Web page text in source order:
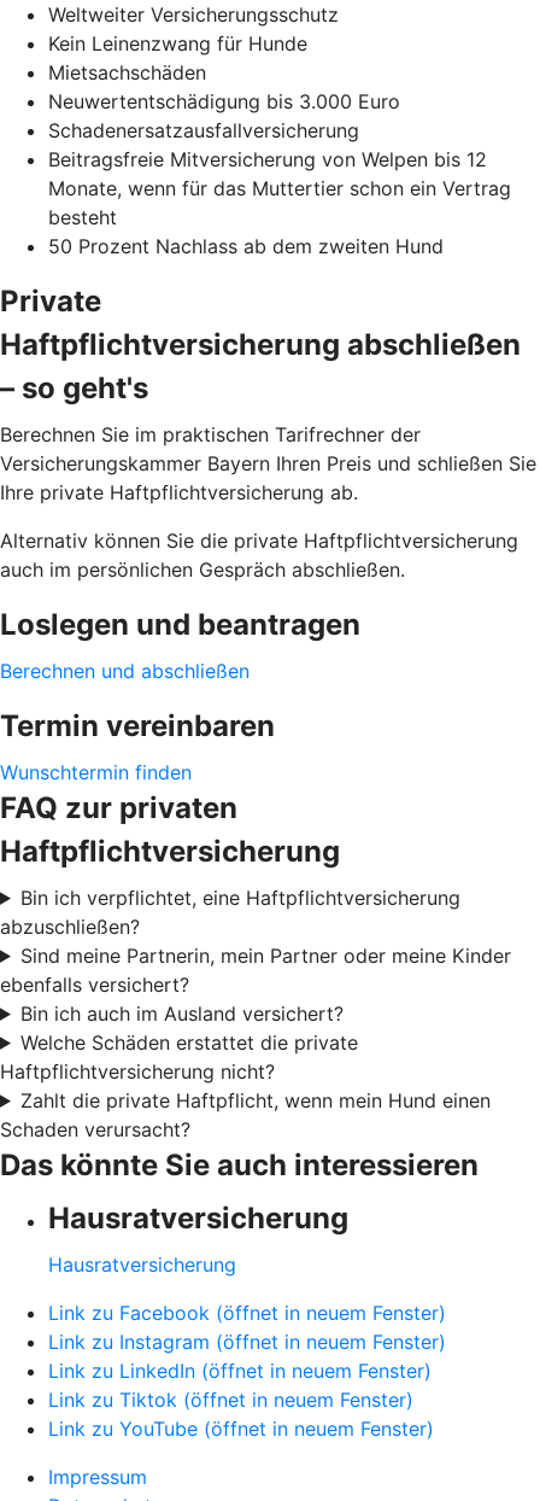
Weltweiter Versicherungsschutz
Kein Leinenzwang für Hunde
Mietsachschäden
Neuwertentschädigung bis 3.000 Euro
Schadenersatzausfallversicherung
Beitragsfreie Mitversicherung von Welpen bis 12
Monate, wenn für das Muttertier schon ein Vertrag
besteht
50 Prozent Nachlass ab dem zweiten Hund
Private
Haftpflichtversicherung abschließen
– so geht's
Berechnen Sie im praktischen Tarifrechner der
Versicherungskammer Bayern Ihren Preis und schließen Sie
Ihre private Haftpflichtversicherung ab.
Alternativ können Sie die private Haftpflichtversicherung
auch im persönlichen Gespräch abschließen.
Loslegen und beantragen
Berechnen und abschließen
Termin vereinbaren
Wunschtermin finden
FAQ zur privaten
Haftpflichtversicherung
Bin ich verpflichtet, eine Haftpflichtversicherung
abzuschließen?
Sind meine Partnerin, mein Partner oder meine Kinder
ebenfalls versichert?
Bin ich auch im Ausland versichert?
Welche Schäden erstattet die private
Haftpflichtversicherung nicht?
Zahlt die private Haftpflicht, wenn mein Hund einen
Schaden verursacht?
Das könnte Sie auch interessieren
Hausratversicherung
Hausratversicherung
Link zu Facebook (öffnet in neuem Fenster)
Link zu Instagram (öffnet in neuem Fenster)
Link zu LinkedIn (öffnet in neuem Fenster)
Link zu Tiktok (öffnet in neuem Fenster)
Link zu YouTube (öffnet in neuem Fenster)
Impressum